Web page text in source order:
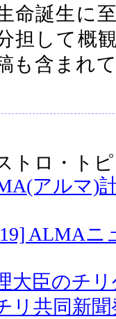
命誕生に
担して概
も含まれ
トロ・ト
アルマ)
19] ALMA
大臣のチ
リ共同新聞